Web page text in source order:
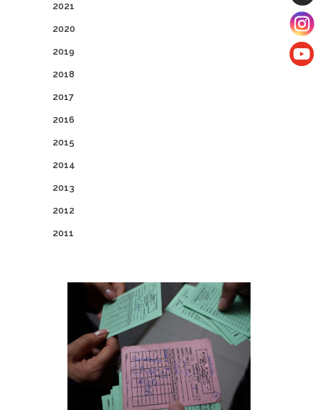
2021
2020
2019
2018
2017
2016
2015
2014
2013
2012
2011